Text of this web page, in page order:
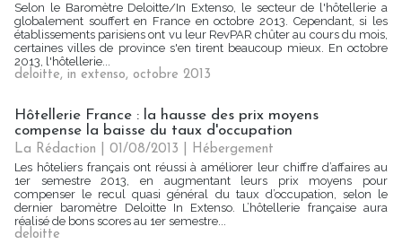
Selon le Baromètre Deloitte/In Extenso, le secteur de l'hôtellerie a
globalement souffert en France en octobre 2013. Cependant, si les
établissements parisiens ont vu leur RevPAR chûter au cours du mois,
certaines villes de province s'en tirent beaucoup mieux. En octobre
2013, l'hôtellerie...
deloitte, in extenso, octobre 2013
Hôtellerie France : la hausse des prix moyens
compense la baisse du taux d'occupation
La Rédaction | 01/08/2013
Hébergement
Les hôteliers français ont réussi à améliorer leur chiffre d’affaires au
1er semestre 2013, en augmentant leurs prix moyens pour
compenser le recul quasi général du taux d’occupation, selon le
dernier baromètre Deloitte In Extenso. L’hôtellerie française aura
réalisé de bons scores au 1er semestre...
deloitte